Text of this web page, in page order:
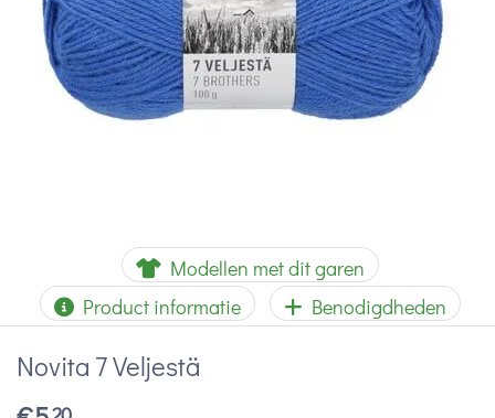
Modellen met dit garen
Product informatie
Benodigdheden
Novita 7 Veljestä